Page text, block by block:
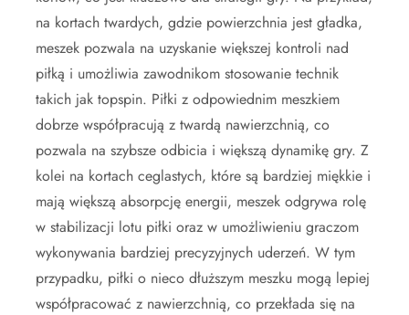
na kortach twardych, gdzie powierzchnia jest gładka,
meszek pozwala na uzyskanie większej kontroli nad
piłką i umożliwia zawodnikom stosowanie technik
takich jak topspin. Piłki z odpowiednim meszkiem
dobrze współpracują z twardą nawierzchnią, co
pozwala na szybsze odbicia i większą dynamikę gry. Z
kolei na kortach ceglastych, które są bardziej miękkie i
mają większą absorpcję energii, meszek odgrywa rolę
w stabilizacji lotu piłki oraz w umożliwieniu graczom
wykonywania bardziej precyzyjnych uderzeń. W tym
przypadku, piłki o nieco dłuższym meszku mogą lepiej
współpracować z nawierzchnią, co przekłada się na